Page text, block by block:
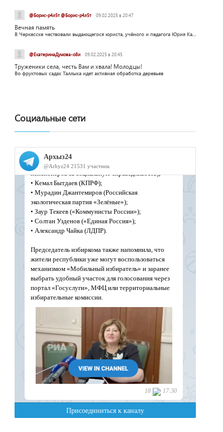
@Борис-р4л5т @Борис-р4л5т 09.02.2025 в 20:47
Вечная память
В Черкесске чествовали выдающегося юриста, учёного и педагога Юрия Калмыкова
@ЕкатеринаДумова-о8и 09.02.2025 в 20:45
Труженики села, честь Вам и хвала! Молодцы!
Во фруктовых садах Таллыка идет активная обработка деревьев
Социальные сети